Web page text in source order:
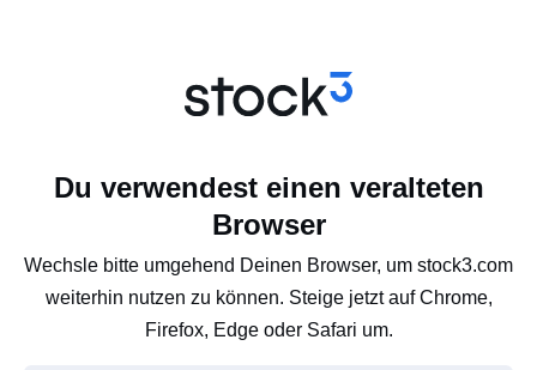
Du verwendest einen veralteten
Browser
Wechsle bitte umgehend Deinen Browser, um stock3.com
weiterhin nutzen zu können. Steige jetzt auf Chrome,
Firefox, Edge oder Safari um.